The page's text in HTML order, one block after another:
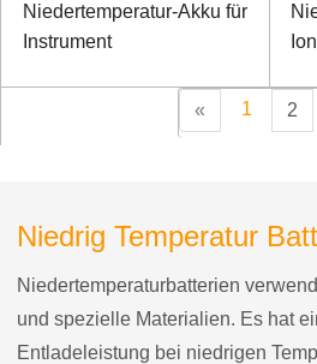
Niedertemperatur-Akku für
Instrument
«
1 2
Niedrig Temperatur
Niedertemperaturbatterien
und spezielle Materialien. Es hat
Entladeleistung bei niedrigen